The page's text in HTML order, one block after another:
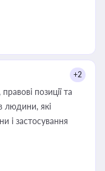
+2
позиції та
людини, які
і застосування